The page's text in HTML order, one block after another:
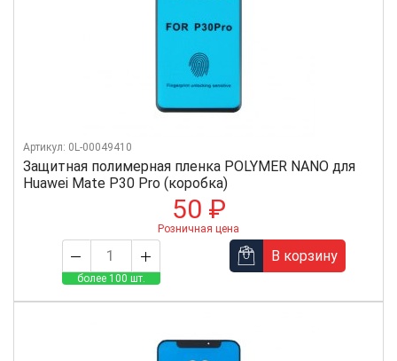
Защитная полимерная пленка POLYMER NANO для
Huawei Mate P30 Pro (коробка)
Артикул: 0L-00049410
50 ₽
Розничная цена
более 100 шт.
В корзину